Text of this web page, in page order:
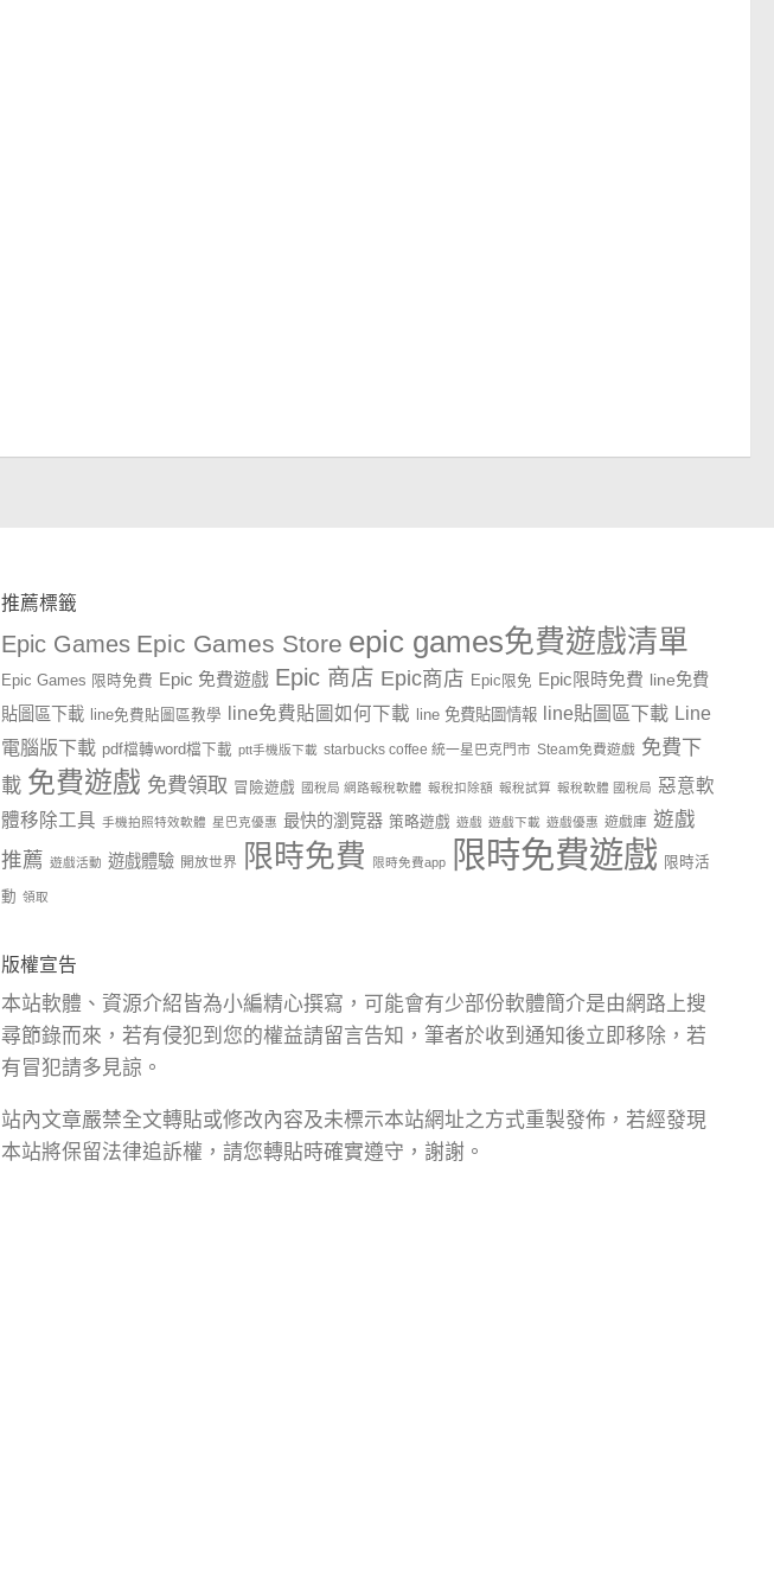
推薦標籤
Epic Games Epic Games Store epic games免費遊戲清單
Epic Games 限時免費 Epic 免費遊戲 Epic 商店 Epic商店 Epic限免 Epic限時免費 line免費
貼圖區下載
line免費貼圖區教學 line免費貼圖如何下載 line 免費貼圖情報 line貼圖區下載 Line
電腦版下載 pdf檔轉word檔下載 ptt手機版下載 starbucks coffee 統一星巴克門市 Steam免費遊戲 免費下
載 免費遊戲 免費領取 冒險遊戲 國稅局 網路報稅軟體 報稅扣除額 報稅試算 報稅軟體 國稅局 惡意軟
體移除工具 手機拍照特效軟體 星巴克優惠 最快的瀏覽器 策略遊戲 遊戲 遊戲下載 遊戲優惠 遊戲庫 遊戲
推薦 遊戲活動 遊戲體驗 開放世界 限時免費 限時免費app 限時免費遊戲 限時活
動 領取
版權宣告
本站軟體、資源介紹皆為小編精心撰寫，可能會有少部份軟體簡介是由網路上搜
尋節錄而來，若有侵犯到您的權益請留言告知，筆者於收到通知後立即移除，若
有冒犯請多見諒。
站內文章嚴禁全文轉貼或修改內容及未標示本站網址之方式重製發佈，若經發現
本站將保留法律追訴權，請您轉貼時確實遵守，謝謝。